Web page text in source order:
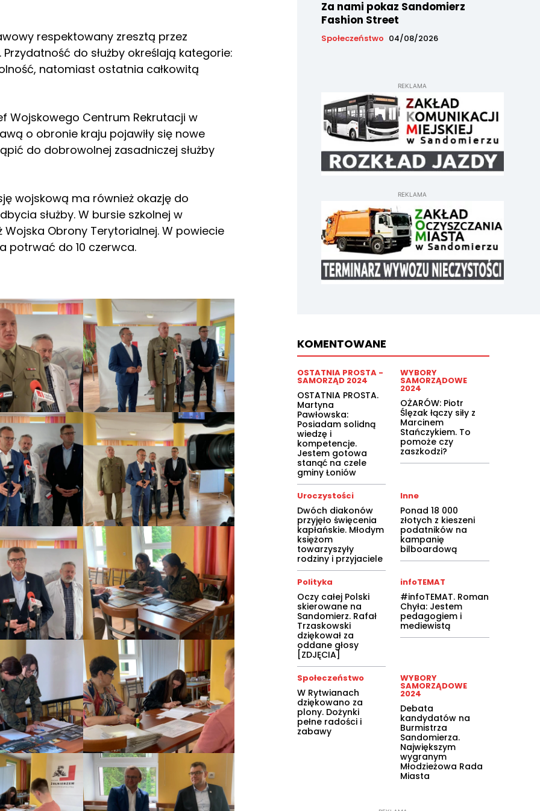
respektowany zresztą przez
do służby określają kategorie:
natomiast ostatnia całkowitą
Wojskowego Centrum Rekrutacji w
o obronie kraju pojawiły się nowe
do dobrowolnej zasadniczej służby
wojskową ma również okazję do
służby. W bursie szkolnej w
Obrony Terytorialnej. W powiecie
potrwać do 10 czerwca.
Za nami pokaz Sandomierz
Fashion Street
Społeczeństwo 04/08/2026
REKLAMA
REKLAMA
KOMENTOWANE
OSTATNIA PROSTA -
SAMORZĄD 2024
OSTATNIA PROSTA.
Martyna
Pawłowska:
Posiadam solidną
wiedzę i
kompetencje.
Jestem gotowa
stanąć na czele
gminy Łoniów
WYBORY
SAMORZĄDOWE
2024
OŻARÓW: Piotr
Ślęzak łączy siły z
Marcinem
Stańczykiem. To
pomoże czy
zaszkodzi?
Uroczystości
Dwóch diakonów
przyjęło święcenia
kapłańskie. Młodym
księżom
towarzyszyły
rodziny i przyjaciele
Inne
Ponad 18 000
złotych z kieszeni
podatników na
kampanię
bilboardową
Polityka
Oczy całej Polski
skierowane na
Sandomierz. Rafał
Trzaskowski
dziękował za
oddane głosy
[ZDJĘCIA]
infoTEMAT
#infoTEMAT. Roman
Chyła: Jestem
pedagogiem i
mediewistą
Społeczeństwo
W Rytwianach
dziękowano za
plony. Dożynki
pełne radości i
zabawy
WYBORY
SAMORZĄDOWE
2024
Debata
kandydatów na
Burmistrza
Sandomierza.
Największym
wygranym
Młodzieżowa Rada
Miasta